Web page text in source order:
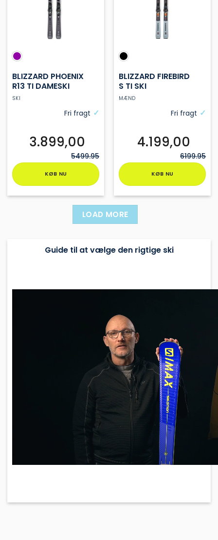
vælges
på
varesiden
vælges
på
varesiden
SKI
BLIZZARD PHOENIX
R13 TI DAMESKI
Fri fragt
KØB NU
vare
kan
5499.95
3.899,00
MÆND
BLIZZARD FIREBIRD
S TI SKI
Fri fragt
KØB NU
vare
kan
6199.95
4.199,00
LOAD MORE
Guide til at vælge den rigtige ski